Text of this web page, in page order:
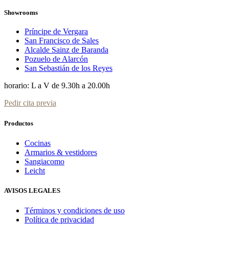
Showrooms
Príncipe de Vergara
San Francisco de Sales
Alcalde Sainz de Baranda
Pozuelo de Alarcón
San Sebastián de los Reyes
horario: L a V de 9.30h a 20.00h
Pedir cita previa
Productos
Cocinas
Armarios & vestidores
Sangiacomo
Leicht
AVISOS LEGALES
Términos y condiciones de uso
Política de privacidad